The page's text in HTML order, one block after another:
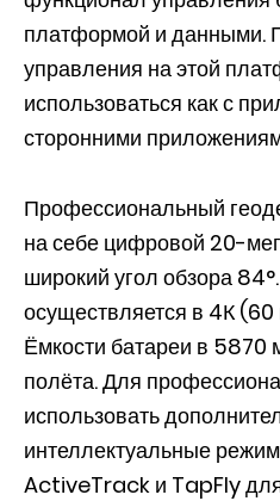
платформой и данными.
управления на этой
использоваться как с
сторонними
Профессиональный
на себе цифровой 20-
широкий угол обзора
осуществляется в 4К
Ёмкости батареи в 5870
полёта. Для
использовать
интеллектуальные
ActiveTrack и TapFly